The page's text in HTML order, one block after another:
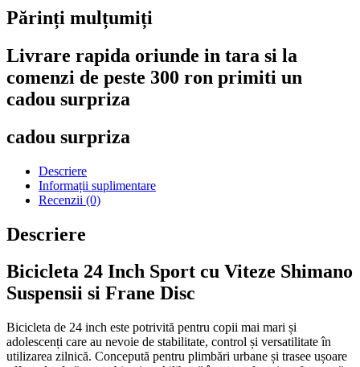
Părinți mulțumiți
Livrare rapida oriunde in tara si la
comenzi de peste 300 ron primiti un
cadou surpriza
cadou surpriza
Descriere
Informații suplimentare
Recenzii (0)
Descriere
Bicicleta 24 Inch Sport cu Viteze Shimano
Suspensii si Frane Disc
Bicicleta de 24 inch este potrivită pentru copii mai mari și
adolescenți care au nevoie de stabilitate, control și versatilitate în
utilizarea zilnică. Concepută pentru plimbări urbane și trasee ușoare